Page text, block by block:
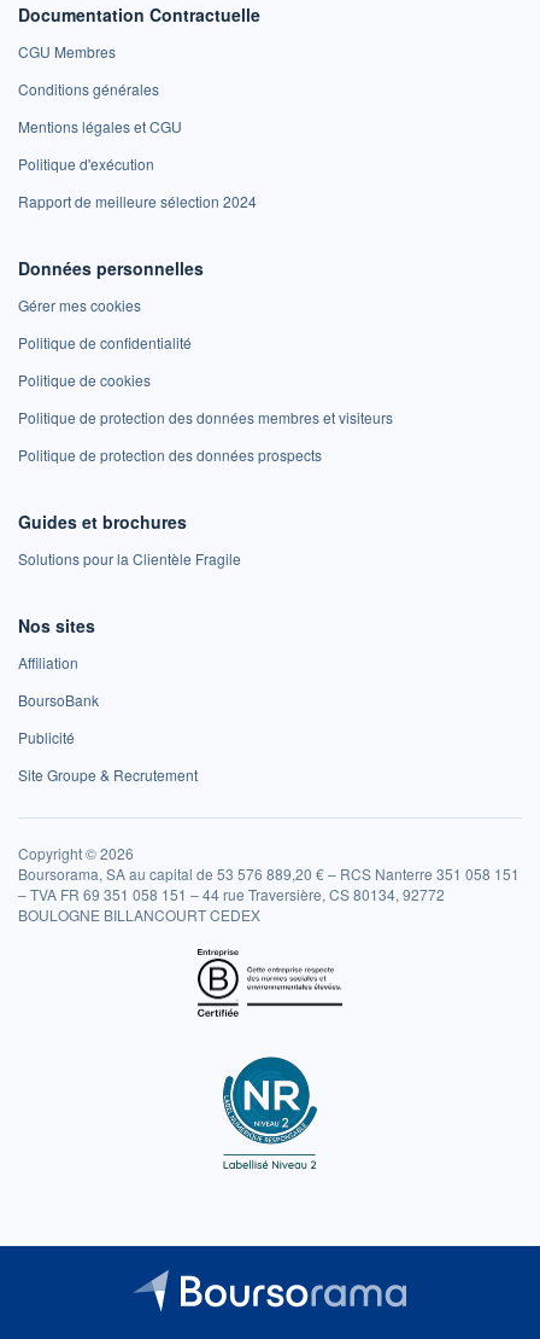
Documentation Contractuelle
CGU Membres
Conditions générales
Mentions légales et CGU
Politique d'exécution
Rapport de meilleure sélection 2024
Données personnelles
Gérer mes cookies
Politique de confidentialité
Politique de cookies
Politique de protection des données membres et visiteurs
Politique de protection des données prospects
Guides et brochures
Solutions pour la Clientèle Fragile
Nos sites
Affiliation
BoursoBank
Publicité
Site Groupe & Recrutement
Copyright © 2026
Boursorama, SA au capital de 53 576 889,20 € – RCS Nanterre 351 058 151
– TVA FR 69 351 058 151 – 44 rue Traversière, CS 80134, 92772
BOULOGNE BILLANCOURT CEDEX